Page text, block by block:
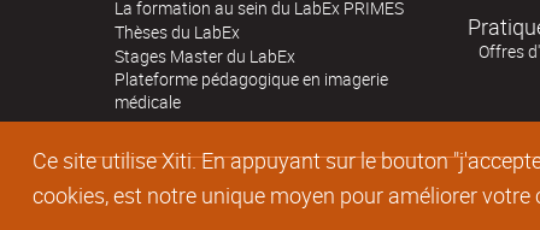
Ce site utilise Xiti. En appuyant sur le bouton
cookies, est notre unique moyen pour améliorer votre
La formation au sein du LabEx PRIMES
Thèses du LabEx
Stages Master du LabEx
Plateforme pédagogique en imagerie
médicale
Offres